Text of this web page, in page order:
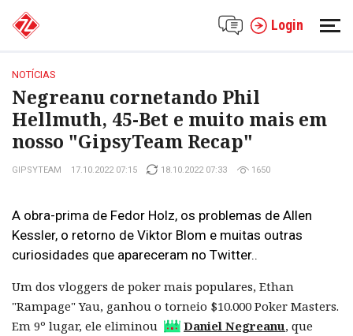
Login
NOTÍCIAS
Negreanu cornetando Phil
Hellmuth, 45-Bet e muito mais em
nosso "GipsyTeam Recap"
GIPSYTEAM 17.10.2022 07:15 18.10.2022 07:33 1650
A obra-prima de Fedor Holz, os problemas de Allen
Kessler, o retorno de Viktor Blom e muitas outras
curiosidades que apareceram no Twitter..
Um dos vloggers de poker mais populares, Ethan
"Rampage" Yau, ganhou o torneio $10.000 Poker Masters.
Em 9º lugar, ele eliminou
Daniel Negreanu, que